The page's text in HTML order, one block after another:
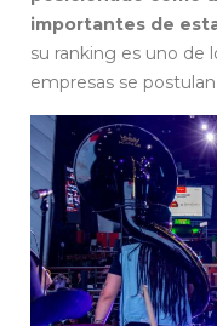
importantes de
su ranking es uno de
empresas se postulan.